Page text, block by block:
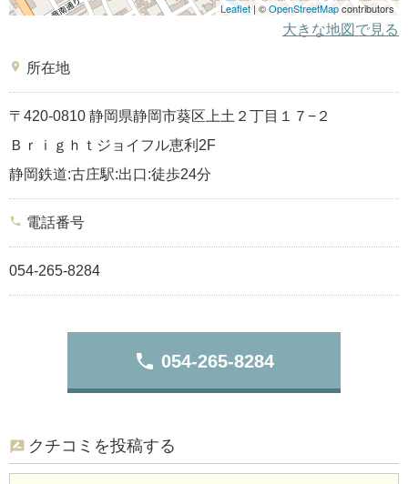
Leaflet | ©OpenStreetMapcontributors
大きな地図で見る
place 所在地
〒420-0810 静岡県静岡市葵区上土２丁目１７−２
Ｂｒｉｇｈｔジョイフル恵利2F
静岡鉄道:古庄駅:出口:徒歩24分
phone 電話番号
054-265-8284
phone 054-265-8284
クチコミを投稿する